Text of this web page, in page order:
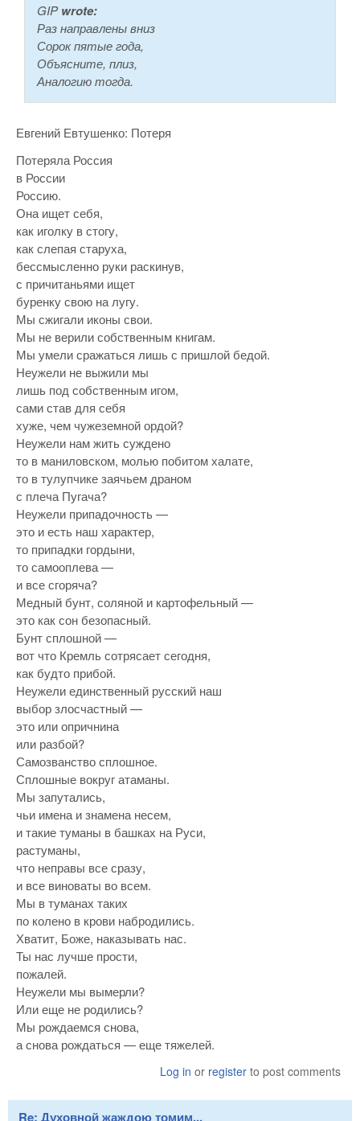
GIPwrote:
Раз направлены вниз
Сорок пятые года,
Объясните, плиз,
Аналогию тогда.
Евгений Евтушенко: Потеря
Потеряла Россия
в России
Россию.
Она ищет себя,
как иголку в стогу,
как слепая старуха,
бессмысленно руки раскинув,
с причитаньями ищет
буренку свою на лугу.
Мы сжигали иконы свои.
Мы не верили собственным книгам.
Мы умели сражаться лишь с пришлой бедой.
Неужели не выжили мы
лишь под собственным игом,
сами став для себя
хуже, чем чужеземной ордой?
Неужели нам жить суждено
то в маниловском, молью побитом халате,
то в тулупчике заячьем драном
с плеча Пугача?
Неужели припадочность —
это и есть наш характер,
то припадки гордыни,
то самооплева —
и все сгоряча?
Медный бунт, соляной и картофельный —
это как сон безопасный.
Бунт сплошной —
вот что Кремль сотрясает сегодня,
как будто прибой.
Неужели единственный русский наш
выбор злосчастный —
это или опричнина
или разбой?
Самозванство сплошное.
Сплошные вокруг атаманы.
Мы запутались,
чьи имена и знамена несем,
и такие туманы в башках на Руси,
растуманы,
что неправы все сразу,
и все виноваты во всем.
Мы в туманах таких
по колено в крови набродились.
Хватит, Боже, наказывать нас.
Ты нас лучше прости,
пожалей.
Неужели мы вымерли?
Или еще не родились?
Мы рождаемся снова,
а снова рождаться — еще тяжелей.
Log in or register to post comments
Re: Духовной жаждою томим...